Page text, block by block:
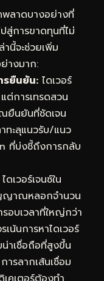
พลาดบางอย่างที่
สู่การขาดทุนที่ไม่
นี้จะช่วยเพิ่ม
างมาก:
รยืนยัน: ไดเวอร์
การเทรดสวน
ยืนยันที่ชัดเจน
ทะลุแนวรับ/แนว
ที่บ่งชี้ถึงการกลับ
ไดเวอร์เจนซ์ใน
ญาณหลอกจำนวน
อบเวลาที่ใหญ่กว่า
เน้นการหาไดเวอร์
าเชื่อถือที่สูงขึ้น
การลากเส้นเชื่อม